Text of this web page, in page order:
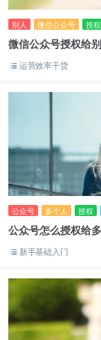
别人 微信公众号 授权
微信公众号授权给
运营效率干货
公众号 多个人 授权
公众号怎么授权给
新手基础入门